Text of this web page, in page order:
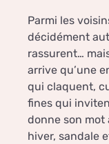
Parmi les
décidément
rassurent…
arrive qu’une
qui claquent,
fines qui
donne son mot
hiver, sandale